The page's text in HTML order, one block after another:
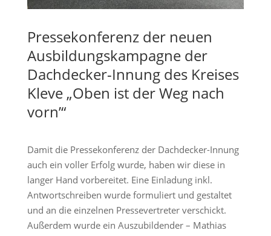
Pressekonferenz der neuen
Ausbildungskampagne der
Dachdecker-Innung des Kreises
Kleve „Oben ist der Weg nach
vorn’“
Damit die Pressekonferenz der Dachdecker-Innung
auch ein voller Erfolg wurde, haben wir diese in
langer Hand vorbereitet. Eine Einladung inkl.
Antwortschreiben wurde formuliert und gestaltet
und an die einzelnen Pressevertreter verschickt.
Außerdem wurde ein Auszubildender – Mathias